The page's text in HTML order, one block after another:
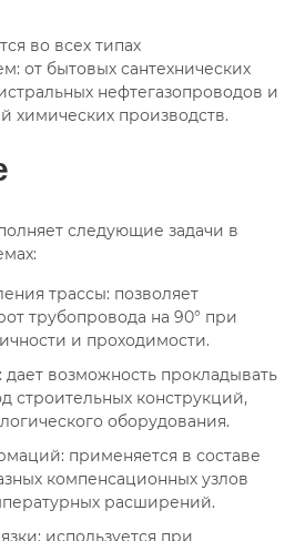
во всех типах
от бытовых сантехнических
нефтегазопроводов и
химических производств.
следующие задачи в
трассы: позволяет
трубопровода на 90° при
и проходимости.
возможность прокладывать
строительных конструкций,
оборудования.
применяется в составе
компенсационных узлов
расширений.
используется при